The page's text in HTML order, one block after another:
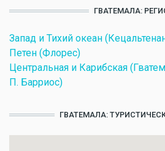
ГВАТЕМАЛА:
Запад и Тихий океан
Петен (Флорес)
Центральная и Карибская
П. Барриос)
ГВАТЕМАЛА: